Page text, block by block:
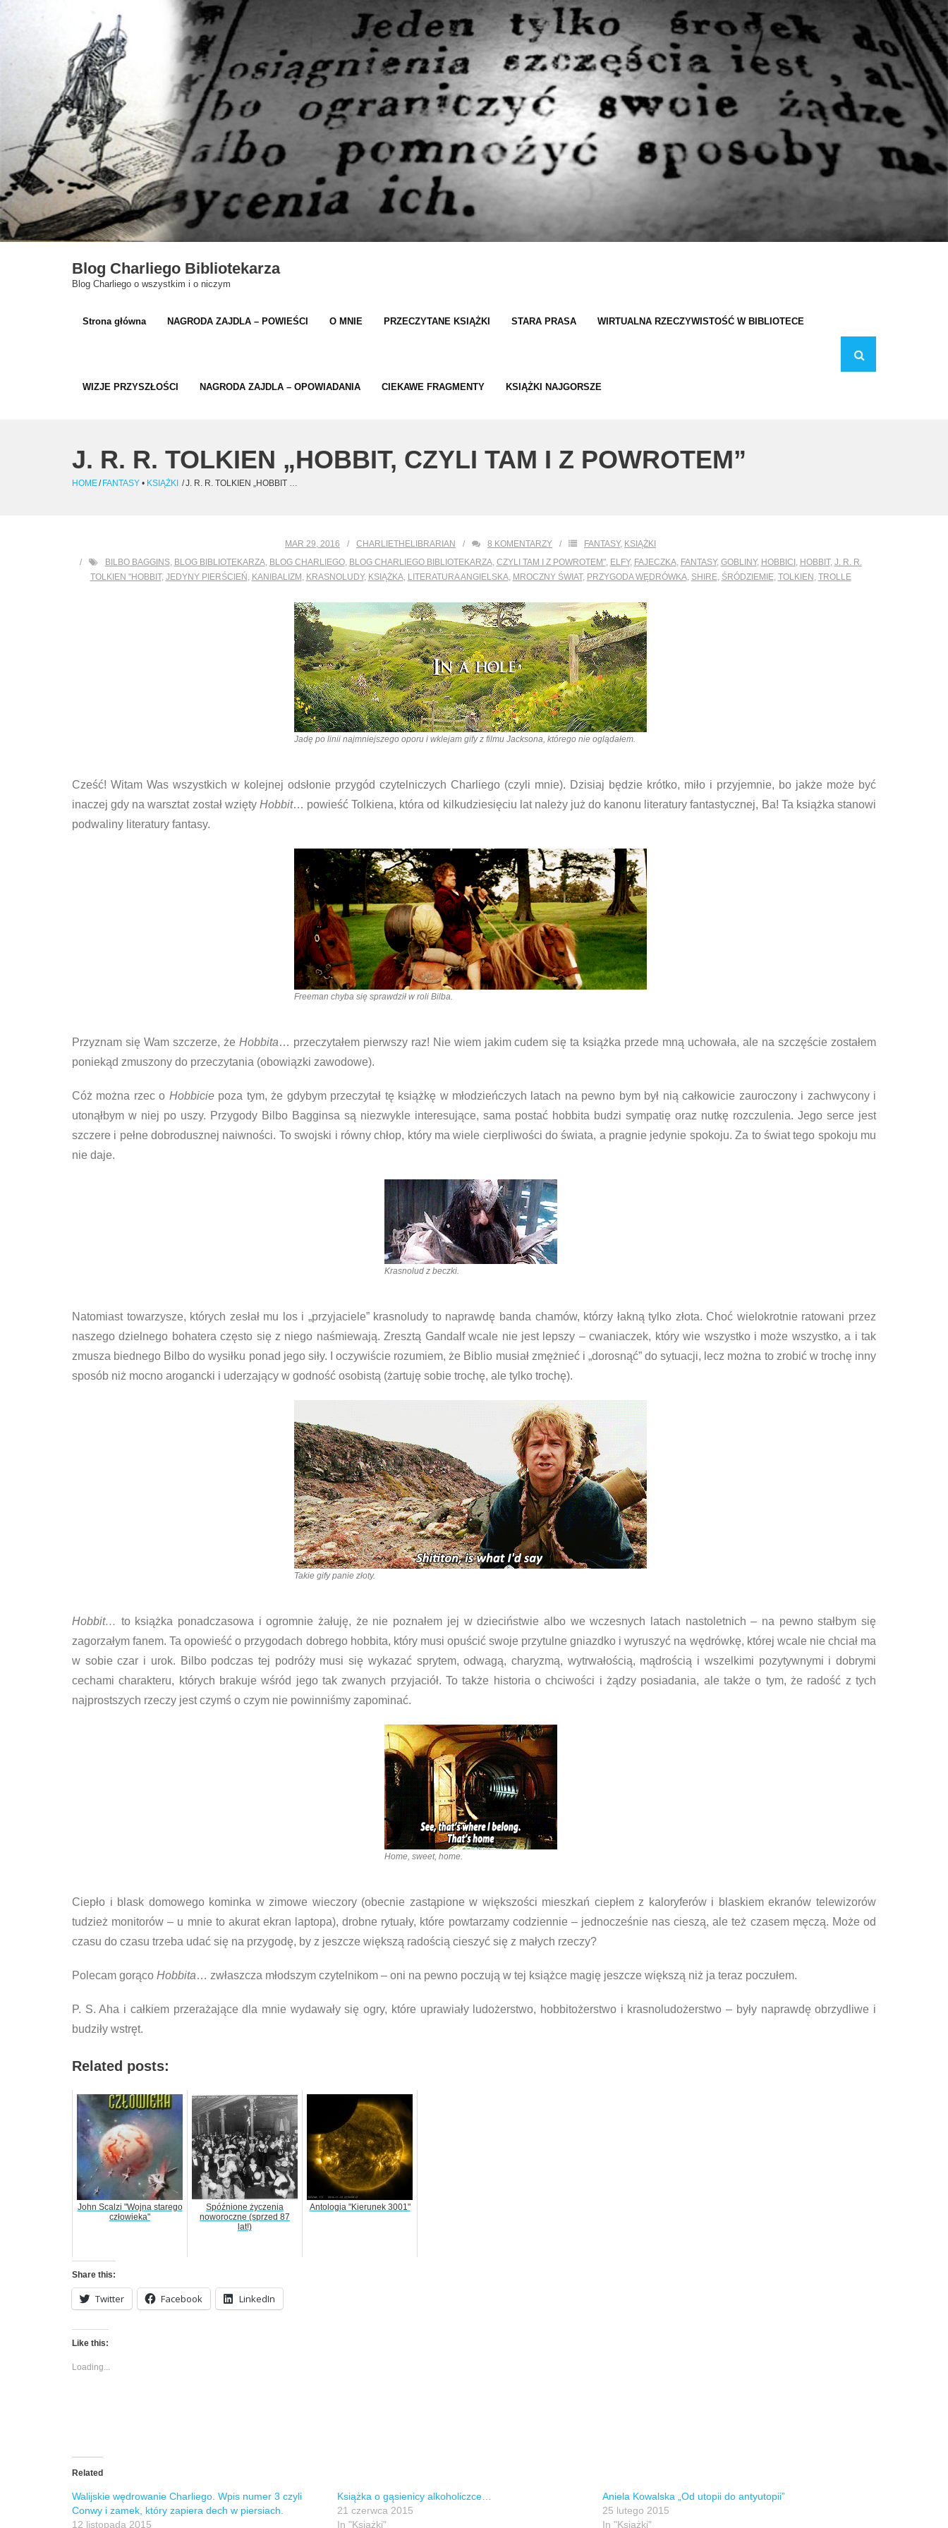
Blog Charliego Bibliotekarza
Blog Charliego o wszystkim i o niczym
Strona główna NAGRODA ZAJDLA – POWIEŚCI O MNIE PRZECZYTANE KSIĄŻKI STARA PRASA WIRTUALNA RZECZYWISTOŚĆ W BIBLIOTECE
WIZJE PRZYSZŁOŚCI NAGRODA ZAJDLA – OPOWIADANIA CIEKAWE FRAGMENTY KSIĄŻKI NAJGORSZE
J. R. R. TOLKIEN „HOBBIT, CZYLI TAM I Z POWROTEM”
HOME/ FANTASY • KSIĄŻKI /J. R. R. TOLKIEN „HOBBIT …
MAR 29, 2016 CHARLIETHELIBRARIAN 8 KOMENTARZY FANTASY, KSIĄŻKI
BILBO BAGGINS, BLOG BIBLIOTEKARZA, BLOG CHARLIEGO, BLOG CHARLIEGO BIBLIOTEKARZA, CZYLI TAM I Z POWROTEM", ELFY, FAJECZKA, FANTASY, GOBLINY, HOBBICI, HOBBIT, J. R. R.
TOLKIEN "HOBBIT, JEDYNY PIERŚCIEŃ KANIBALIZM KRASNOLUDY, KSIĄŻKA, LITERATURA ANGIELSKA, MROCZNY ŚWIAT, PRZYGODA WĘDRÓWKA, SHIRE, ŚRÓDZIEMIE, TOLKIEN TROLLE
Jadę po linii najmniejszego oporu i wklejam gify z filmu Jacksona, którego nie oglądałem.
Cześć! Witam Was wszystkich w kolejnej odsłonie przygód czytelniczych Charliego (czyli mnie). Dzisiaj będzie krótko, miło i przyjemnie, bo jakże może być
inaczej gdy na warsztat został wzięty Hobbit… powieść Tolkiena, która od kilkudziesięciu lat należy już do kanonu literatury fantastycznej, Ba! Ta książka stanowi
podwaliny literatury fantasy.
Freeman chyba się sprawdził w roli Bilba.
Przyznam się Wam szczerze, że Hobbita… przeczytałem pierwszy raz! Nie wiem jakim cudem się ta książka przede mną uchowała, ale na szczęście zostałem
poniekąd zmuszony do przeczytania (obowiązki zawodowe).
Cóż można rzec o Hobbiciepoza tym, że gdybym przeczytał tę książkę w młodzieńczych latach na pewno bym był nią całkowicie zauroczony i zachwycony i
utonąłbym w niej po uszy. Przygody Bilbo Bagginsa są niezwykle interesujące, sama postać hobbita budzi sympatię oraz nutkę rozczulenia. Jego serce jest
szczere i pełne dobrodusznej naiwności. To swojski i równy chłop, który ma wiele cierpliwości do świata, a pragnie jedynie spokoju. Za to świat tego spokoju mu
nie daje.
Krasnolud z beczki.
Natomiast towarzysze, których zesłał mu los i „przyjaciele” krasnoludy to naprawdę banda chamów, którzy łakną tylko złota. Choć wielokrotnie ratowani przez
naszego dzielnego bohatera często się z niego naśmiewają. Zresztą Gandalf wcale nie jest lepszy – cwaniaczek, który wie wszystko i może wszystko, a i tak
zmusza biednego Bilbo do wysiłku ponad jego siły. I oczywiście rozumiem, że Biblio musiał zmężnieć i „dorosnąć” do sytuacji, lecz można to zrobić w trochę inny
sposób niż mocno arogancki i uderzający w godność osobistą (żartuję sobie trochę, ale tylko trochę).
Takie gify panie złoty.
Hobbit… to książka ponadczasowa i ogromnie żałuję, że nie poznałem jej w dzieciństwie albo we wczesnych latach nastoletnich – na pewno stałbym się
zagorzałym fanem. Ta opowieść o przygodach dobrego hobbita, który musi opuścić swoje przytulne gniazdko i wyruszyć na wędrówkę, której wcale nie chciał ma
w sobie czar i urok. Bilbo podczas tej podróży musi się wykazać sprytem, odwagą, charyzmą, wytrwałością, mądrością i wszelkimi pozytywnymi i dobrymi
cechami charakteru, których brakuje wśród jego tak zwanych przyjaciół. To także historia o chciwości i żądzy posiadania, ale także o tym, że radość z tych
najprostszych rzeczy jest czymś o czym nie powinniśmy zapominać.
Home, sweet, home.
Ciepło i blask domowego kominka w zimowe wieczory (obecnie zastąpione w większości mieszkań ciepłem z kaloryferów i blaskiem ekranów telewizorów
tudzież monitorów – u mnie to akurat ekran laptopa), drobne rytuały, które powtarzamy codziennie – jednocześnie nas cieszą, ale też czasem męczą. Może od
czasu do czasu trzeba udać się na przygodę, by z jeszcze większą radością cieszyć się z małych rzeczy?
Polecam gorąco Hobbita… zwłaszcza młodszym czytelnikom – oni na pewno poczują w tej książce magię jeszcze większą niż ja teraz poczułem.
P. S. Aha i całkiem przerażające dla mnie wydawały się ogry, które uprawiały ludożerstwo, hobbitożerstwo i krasnoludożerstwo – były naprawdę obrzydliwe i
budziły wstręt.
Related posts:
John Scalzi "Wojna starego
człowieka"
Spóźnione życzenia
noworoczne (sprzed 87
lat!)
Antologia "Kierunek 3001"
Share this:
Twitter Facebook LinkedIn
Like this:
Loading...
Related
Walijskie wędrowanie Charliego. Wpis numer 3 czyli
Conwy i zamek, który zapiera dech w piersiach.
12 listopada 2015
Książka o gąsienicy alkoholiczce…
21 czerwca 2015
In "Książki"
Aniela Kowalska „Od utopii do antyutopii”
25 lutego 2015
In "Książki"